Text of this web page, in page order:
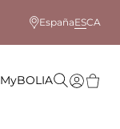
EspañaESCA
MyBOLIA